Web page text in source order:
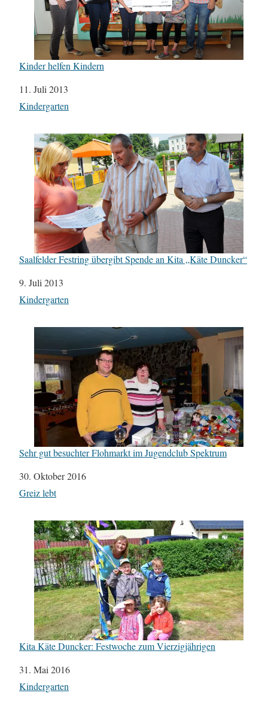
Kinder helfen Kindern
Datum
11. Juli 2013
In Bezug auf
Kindergarten
Saalfelder Festring übergibt Spende an Kita „Käte Duncker“
Datum
9. Juli 2013
In Bezug auf
Kindergarten
Sehr gut besuchter Flohmarkt im Jugendclub Spektrum
Datum
30. Oktober 2016
In Bezug auf
Greiz lebt
Kita Käte Duncker: Festwoche zum Vierzigjährigen
Datum
31. Mai 2016
In Bezug auf
Kindergarten